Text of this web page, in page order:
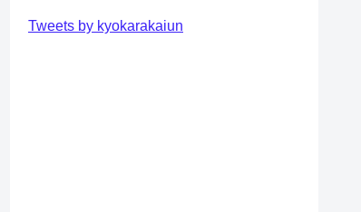
Tweets by kyokarakaiun